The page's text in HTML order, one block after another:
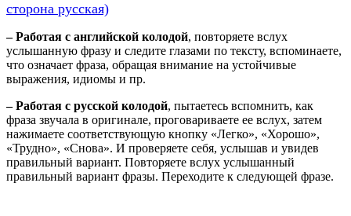
сторона русская)
– Работая с английской колодой, повторяете вслух
услышанную фразу и следите глазами по тексту, вспоминаете,
что означает фраза, обращая внимание на устойчивые
выражения, идиомы и пр.
– Работая с русской колодой, пытаетесь вспомнить, как
фраза звучала в оригинале, проговариваете ее вслух, затем
нажимаете соответствующую кнопку «Легко», «Хорошо»,
«Трудно», «Снова». И проверяете себя, услышав и увидев
правильный вариант. Повторяете вслух услышанный
правильный вариант фразы. Переходите к следующей фразе.